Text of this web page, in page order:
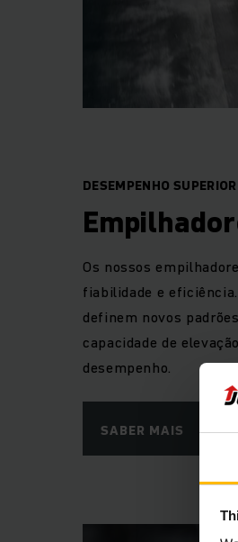
DESEMPENHO
Os nossos
fiabilidade e
definem novos
capacidade de
desempenho.
SABER MAIS